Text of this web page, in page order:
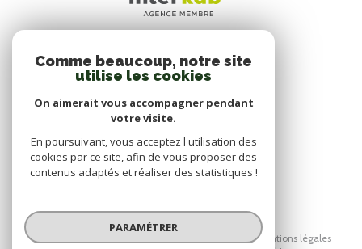
ADHÉRENTS
NOUS ADHÉRONS
Mentions légales
Comme beaucoup, notre site
utilise les cookies
On aimerait vous accompagner pendant
votre visite.
En poursuivant, vous acceptez l'utilisation des
cookies par ce site, afin de vous proposer des
contenus adaptés et réaliser des statistiques !
PARAMÉTRER